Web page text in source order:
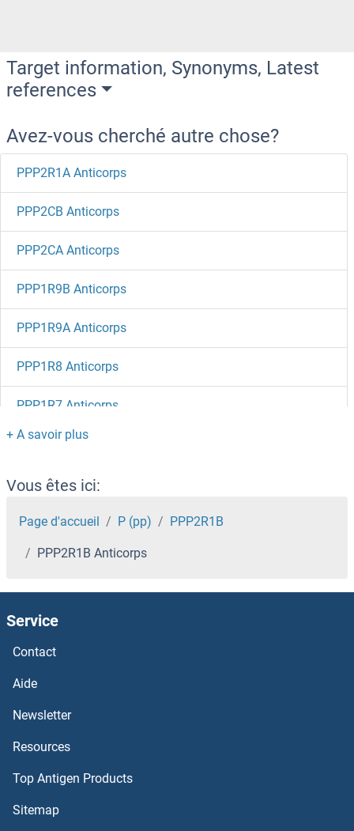
Target information, Synonyms, Latest
references
Avez-vous cherché autre chose?
PPP2R1A Anticorps
PPP2CB Anticorps
PPP2CA Anticorps
PPP1R9B Anticorps
PPP1R9A Anticorps
PPP1R8 Anticorps
PPP1R7 Anticorps
PPP1R42 Anticorps
PPP1R3F Anticorps
PPP1R3A Anticorps
PPP1R37 Anticorps
PPP1R27 Anticorps
PPP1R2 Anticorps
PPP1R1C Anticorps
Vous êtes ici:
Page d'accueil P (pp) PPP2R1B
PPP2R1B Anticorps
Service
Contact
Aide
Newsletter
Resources
Top Antigen Products
Sitemap